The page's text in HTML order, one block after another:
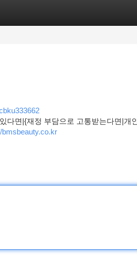
다면|{재정 부담으로 고통받는다면|
bmsbeauty.co.kr